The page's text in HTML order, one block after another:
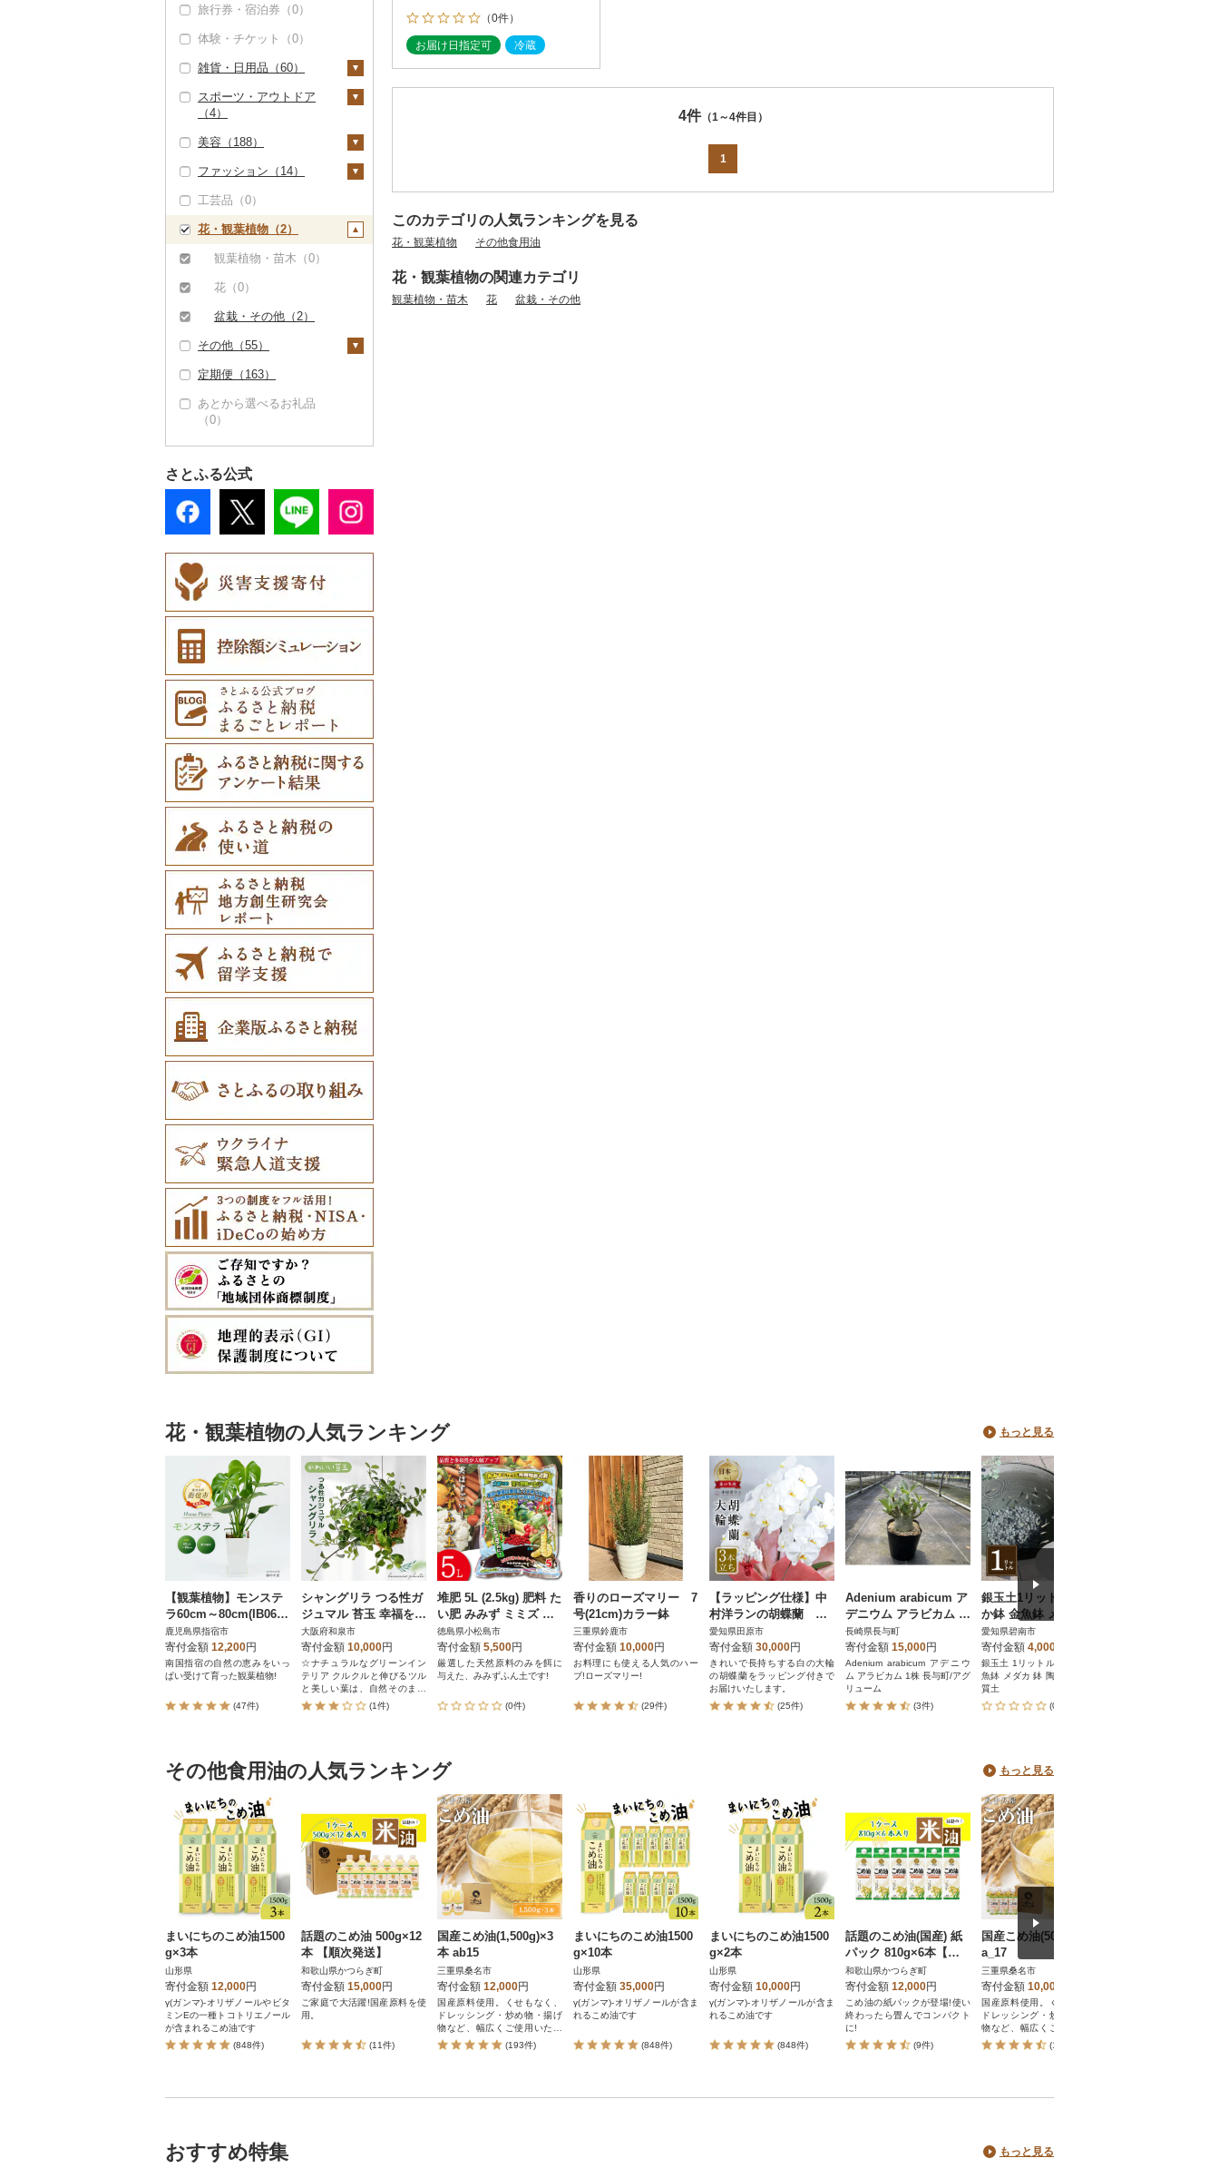
ケチャップ（0）
こしょう（0）
その他調味料（6）
旅行券・宿泊券（0）
体験・チケット（0）
雑貨・日用品（60）
家具・インテリア
（0）
寝具（0）
タオル（0）
文房具・印鑑（0）
食器（0）
キッチン用品（1）
包丁（0）
フライパン（0）
鍋（0）
まな板（0）
土鍋（0）
（1）
日用品（10）
洗剤（0）
トイレットペーパー
その他日用品（10）
楽器・器材（0）
本・CD・DVD（0）
おもちゃ・ぬいぐるみ
ご当地キャラクター
ベビー用品（0）
ペット用品（44）
防災グッズ（0）
その他雑貨（15）
スポーツ・アウトドア
（4）
ゴルフ（0）
釣り（0）
サイクリング（0）
アウトドア・キャンプ
（0）
（0）
その他スポーツ（0）
美容（188）
スキンケア（34）
化粧水・乳液・美容液
（34）
洗顔（0）
（0）
シャンプー・リンス
（0）
石鹸・ボディーソープ
（0）
入浴剤（0）
アロマ（0）
プロテイン（4）
その他美容（181）
ファッション（14）
鞄・バッグ（0）
洋服（13）
女性・レディース（1
和服（0）
靴・履物（0）
アクセサリー（0）
その他服飾小物（1）
財布（0）
ショール・ストール
（0）
ネクタイ・ベルト
（0）
マフラー・手袋（0）
その他服飾小物（1）
工芸品（0）
花・観葉植物（2）
観葉植物・苗木（0）
花（0）
盆栽・その他（2）
その他（55）
地域サービス（0）
その他（55）
定期便（163）
あとから選べるお礼品
（0）
さとふる公式
（0件）
お届け日指定可 冷蔵
4件（1～4件目）
1
このカテゴリの人気ランキングを見る
花・観葉植物 その他食用油
花・観葉植物の関連カテゴリ
観葉植物・苗木 花 盆栽・その他
花・観葉植物の人気ランキング もっと見る
【観葉植物】モンステ
ラ60cm～80cm(IB067-
006)
鹿児島県指宿市
寄付金額 12,200円
南国指宿の自然の恵みをいっ
ぱい受けて育った観葉植物!
(47件)
シャングリラ つる性ガ
ジュマル 苔玉 幸福を呼
ぶ 観葉植物
大阪府和泉市
寄付金額 10,000円
☆ナチュラルなグリーンイン
テリア クルクルと伸びるツル
と美しい葉は、自然そのまま
のアート
(1件)
堆肥 5L (2.5kg) 肥料 た
い肥 みみず ミミズ み
みず太郎
徳島県小松島市
寄付金額 5,500円
厳選した天然原料のみを餌に
与えた、みみずふん土です!
(0件)
香りのローズマリー 7
号(21cm)カラー鉢
三重県鈴鹿市
寄付金額 10,000円
お料理にも使える人気のハー
ブ!ローズマリー!
(29件)
【ラッピング仕様】中
村洋ランの胡蝶蘭 白
大輪3本
愛知県田原市
寄付金額 30,000円
きれいで長持ちする白の大輪
の胡蝶蘭をラッピング付きで
お届けいたします。
(25件)
Adenium arabicum ア
デニウム アラビカム 1
株 長与町/アグリューム
長崎県長与町
寄付金額 15,000円
Adenium arabicum アデニウ
ム アラビカム 1株 長与町/アグ
リューム
(3件)
銀玉土1リットル めだ
か鉢 金魚鉢 メダカ 鉢
陶器 睡蓮 多孔質土 H
100-084
愛知県碧南市
寄付金額 4,000
銀玉土 1リットル めだか鉢 金
魚鉢 メダカ 鉢 陶器 睡蓮 多孔
質土
(0件)
その他食用油の人気ランキング もっと見る
まいにちのこめ油1500
g×3本
山形県
寄付金額 12,000円
γ(ガンマ)-オリザノールやビタ
ミンEの一種トコトリエノール
が含まれるこめ油です
(848件)
話題のこめ油 500g×12
本 【順次発送】
和歌山県かつらぎ町
寄付金額 15,000円
ご家庭で大活躍!国産原料を使
用。
(11件)
国産こめ油(1,500g)×3
本 ab15
三重県桑名市
寄付金額 12,000円
国産原料使用。くせもなく、
ドレッシング・炒め物・揚げ
物など、幅広くご使用いただ
けます。
(193件)
まいにちのこめ油1500
g×10本
山形県
寄付金額 35,000円
γ(ガンマ)-オリザノールが含ま
れるこめ油です
(848件)
まいにちのこめ油1500
g×2本
山形県
寄付金額 10,000円
γ(ガンマ)-オリザノールが含ま
れるこめ油です
(848件)
話題のこめ油(国産) 紙
パック 810g×6本【順
次発送】
和歌山県かつらぎ町
寄付金額 12,000円
こめ油の紙パックが登場!使い
終わったら畳んでコンパクト
に!
(9件)
国産こめ油(500g)×6本
a_17
三重県桑名市
寄付金額 10,000
国産原料使用。くせもなく、
ドレッシング・炒め物・揚げ
物など、幅広くご使用いただ
けます。
(113件)
おすすめ特集 もっと見る